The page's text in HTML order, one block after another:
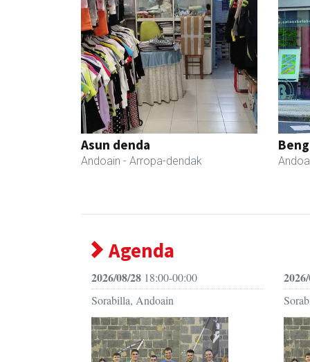
Asun denda
Andoain - Arropa-dendak
Agenda
2026/08/28 18:00-00:00
Sorabilla, Andoain